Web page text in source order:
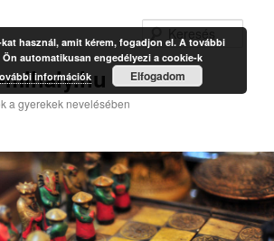
a gyerekek nevelésében
használ, amit kérem, fogadjon el. A további
automatikusan engedélyezi a cookie-k
információk Elfogadom